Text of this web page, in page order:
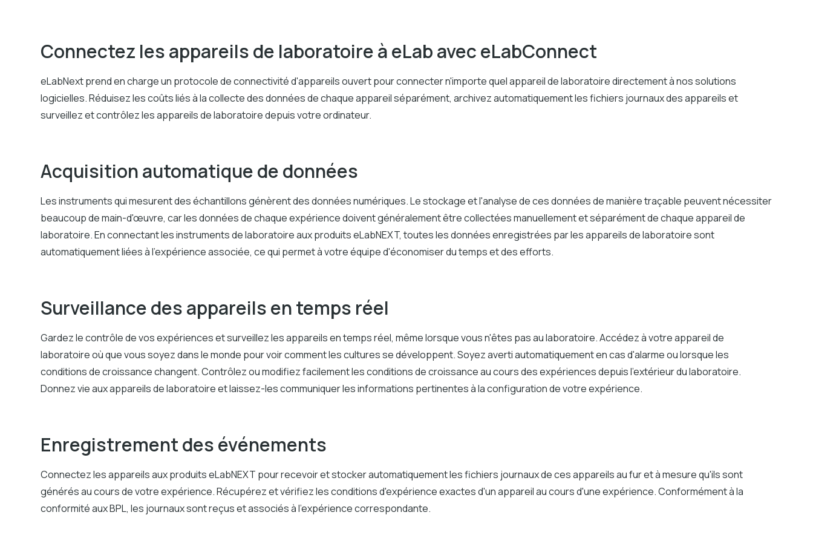
Connectez les appareils de laboratoire à eLab avec eLabConnect
eLabNext prend en charge un protocole de connectivité d'appareils ouvert pour connecter n'importe quel appareil de laboratoire directement à nos solutions
logicielles. Réduisez les coûts liés à la collecte des données de chaque appareil séparément, archivez automatiquement les fichiers journaux des appareils et
surveillez et contrôlez les appareils de laboratoire depuis votre ordinateur.
Acquisition automatique de données
Les instruments qui mesurent des échantillons génèrent des données numériques. Le stockage et l'analyse de ces données de manière traçable peuvent nécessiter
beaucoup de main-d'œuvre, car les données de chaque expérience doivent généralement être collectées manuellement et séparément de chaque appareil de
laboratoire. En connectant les instruments de laboratoire aux produits eLabNEXT, toutes les données enregistrées par les appareils de laboratoire sont
automatiquement liées à l'expérience associée, ce qui permet à votre équipe d'économiser du temps et des efforts.
Surveillance des appareils en temps réel
Gardez le contrôle de vos expériences et surveillez les appareils en temps réel, même lorsque vous n'êtes pas au laboratoire. Accédez à votre appareil de
laboratoire où que vous soyez dans le monde pour voir comment les cultures se développent. Soyez averti automatiquement en cas d'alarme ou lorsque les
conditions de croissance changent. Contrôlez ou modifiez facilement les conditions de croissance au cours des expériences depuis l'extérieur du laboratoire.
Donnez vie aux appareils de laboratoire et laissez-les communiquer les informations pertinentes à la configuration de votre expérience.
Enregistrement des événements
Connectez les appareils aux produits eLabNEXT pour recevoir et stocker automatiquement les fichiers journaux de ces appareils au fur et à mesure qu'ils sont
générés au cours de votre expérience. Récupérez et vérifiez les conditions d'expérience exactes d'un appareil au cours d'une expérience. Conformément à la
conformité aux BPL, les journaux sont reçus et associés à l'expérience correspondante.